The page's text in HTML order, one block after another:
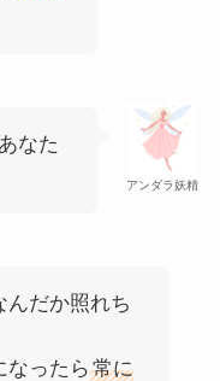
アンダラ妖精
なた
んだか照れち
なったら 常に